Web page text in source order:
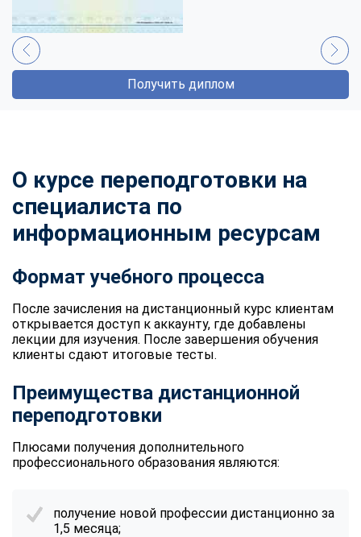
Получить диплом
О курсе переподготовки на
специалиста по
информационным ресурсам
Формат учебного процесса
После зачисления на дистанционный курс клиентам
открывается доступ к аккаунту, где добавлены
лекции для изучения. После завершения обучения
клиенты сдают итоговые тесты.
Преимущества дистанционной
переподготовки
Плюсами получения дополнительного
профессионального образования являются:
получение новой профессии дистанционно за
1,5 месяца;